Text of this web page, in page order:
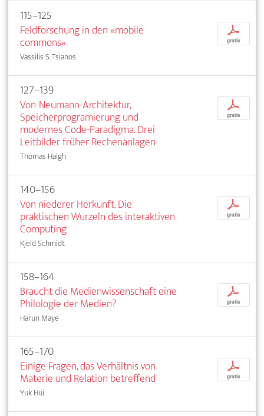
115–125
Feldforschung in den «mobile
commons»
Vassilis S. Tsianos
p
gratis
127–139
Von-Neumann-Architektur,
Speicherprogramierung und
modernes Code-Paradigma. Drei
Leitbilder früher Rechenanlagen
Thomas Haigh
p
gratis
140–156
Von niederer Herkunft. Die
praktischen Wurzeln des interaktiven
Computing
Kjeld Schmidt
p
gratis
158–164
Braucht die Medienwissenschaft eine
Philologie der Medien?
Harun Maye
p
gratis
165–170
Einige Fragen, das Verhältnis von
Materie und Relation betreffend
Yuk Hui
p
gratis